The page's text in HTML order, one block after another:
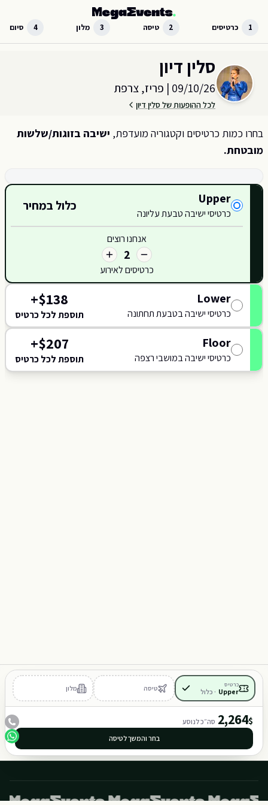
1 כרטיסים 2 טיסה 3 מלון 4 סיום
בחר כמות וקטגוריית כרטיסים עבור האירוע ב
סלין דיון
09/10/26
| פריז, צרפת
לכל ההופעות של סלין דיון
בחרו כמות כרטיסים וקטגוריה מועדפת, ישיבה בזוגות/שלשות
מובטחת.
420
421
401 402
J
קטגוריות כרטיסים זמינות
Upper
כרטיסי ישיבה טבעת עליונה
כלול במחיר
אנחנו רוצים
2
כרטיסים לאירוע
Lower
כרטיסי ישיבה בטבעת תחתונה
$138
+
תוספת לכל כרטיס
Floor
כרטיסי ישיבה במושבי רצפה
$207
+
תוספת לכל כרטיס
כרטיס
Upper
· כלול טיסה מלון
$
2,264 סה״כ לנוסע
בחר והמשך לטיסה